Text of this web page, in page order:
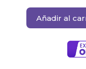
Añadir al